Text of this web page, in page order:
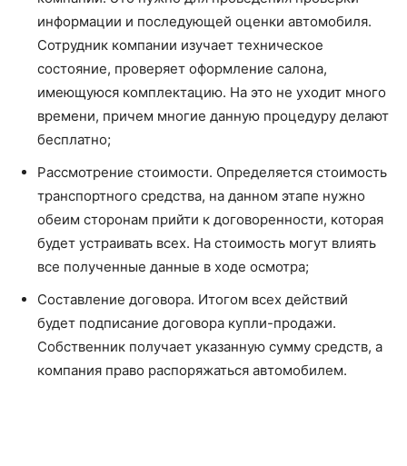
информации и последующей оценки автомобиля.
Сотрудник компании изучает техническое
состояние, проверяет оформление салона,
имеющуюся комплектацию. На это не уходит много
времени, причем многие данную процедуру делают
бесплатно;
Рассмотрение стоимости. Определяется стоимость
транспортного средства, на данном этапе нужно
обеим сторонам прийти к договоренности, которая
будет устраивать всех. На стоимость могут влиять
все полученные данные в ходе осмотра;
Составление договора. Итогом всех действий
будет подписание договора купли-продажи.
Собственник получает указанную сумму средств, а
компания право распоряжаться автомобилем.